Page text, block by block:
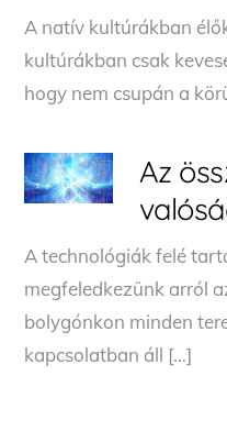
A natív kultúrákban
kultúrákban csak
hogy nem csupán a
Az
A technológiák felé
megfeledkezünk arról
bolygónkon minden
kapcsolatban áll […]